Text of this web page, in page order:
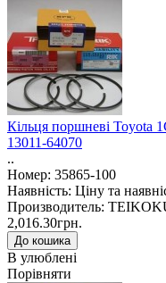
Кільця поршневі Toyota
13011-64070
..
Номер: 35865-100
Наявність: Ціну та
Производитель:
2,016.30грн.
В улюблені
Порівняти